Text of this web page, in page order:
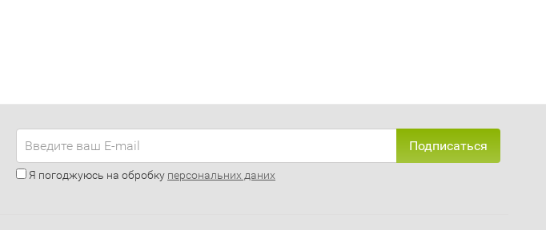
Подписаться
Я погоджуюсь на обробку персональних даних